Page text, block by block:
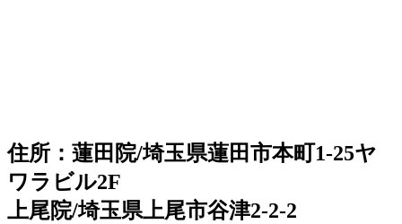
住所：蓮田院/埼玉県蓮田市本町1-25ヤ
ワラビル2F
上尾院/埼玉県上尾市谷津2-2-2